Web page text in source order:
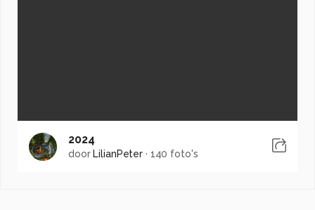
2024
door LilianPeter · 140 foto's